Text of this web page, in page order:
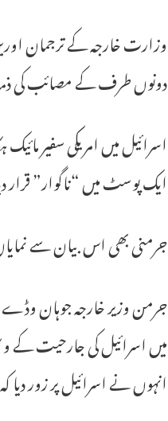
وزارت خارجہ کے ترجمان
دونوں طرف کے مصائب کی
اسرائیل میں امریکی سفیر
ایک پوسٹ میں “ناگوار” قرار
جرمنی بھی اس بیان سے
جرمن وزیر خارجہ جوہان
میں اسرائیل کی جارحیت کے
انہوں نے اسرائیل پر زور دیا